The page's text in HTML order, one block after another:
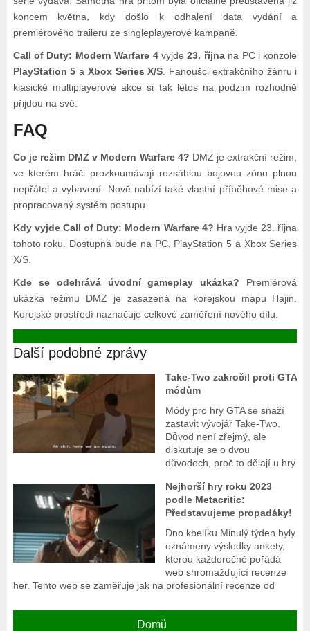
koncem května, kdy došlo k odhalení data vydání a
premiérového traileru ze singleplayerové kampaně.
Call of Duty: Modern Warfare 4vyjde23. říjnana PC i konzole
PlayStation 5 a Xbox Series X/S . Fanoušci extrakčního žánru i
klasické multiplayerové akce si tak letos na podzim rozhodně
přijdou na své.
FAQ
Co je režim DMZ v Modern Warfare 4? DMZ je extrakční režim,
ve kterém hráči prozkoumávají rozsáhlou bojovou zónu plnou
nepřátel a vybavení. Nově nabízí také vlastní příběhové mise a
propracovaný systém postupu.
Kdy vyjde Call of Duty: Modern Warfare 4? Hra vyjde 23. října
tohoto roku. Dostupná bude na PC, PlayStation 5 a Xbox Series
X/S.
Kde se odehrává úvodní gameplay ukázka? Premiérová
ukázka režimu DMZ je zasazená na korejskou mapu Hajin.
Korejské prostředí naznačuje celkové zaměření nového dílu.
Další podobné zprávy
Take-Two zakročil proti GTA
módům
Módy pro hry GTA se snaží
zastavit vývojář Take-Two.
Důvod není zřejmý, ale
diskutuje se o dvou
důvodech, proč to dělají u hry
Nejhorší hry roku 2023
podle Metacritic:
Představujeme propadáky!
Dno kbelíku Minulý týden byly
oznámeny výsledky ankety,
kterou každoročně pořádá
web shromažďující recenze
her. Tento web se zaměřuje jak na profesionální recenze od
Domů